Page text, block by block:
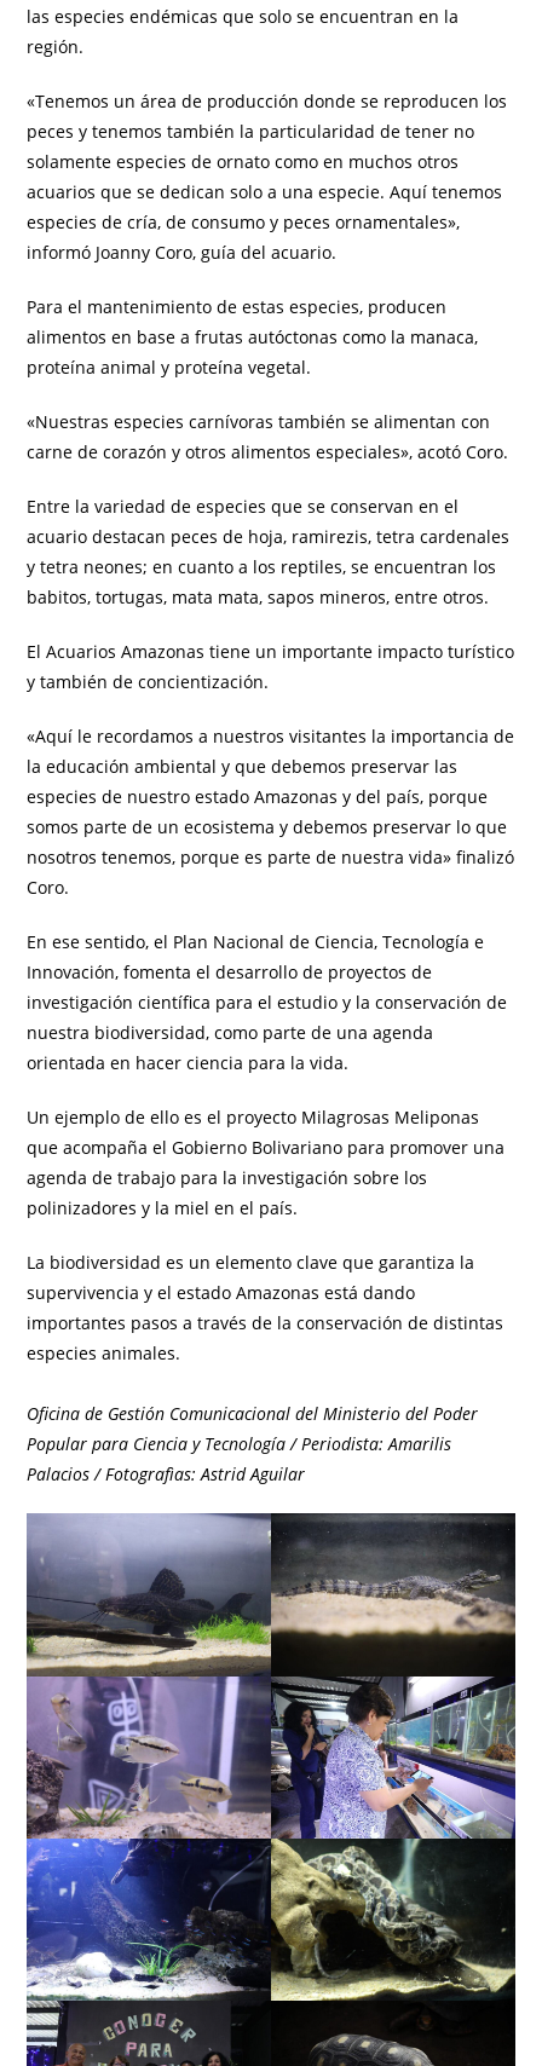
las especies endémicas que solo se encuentran en la
región.
«Tenemos un área de producción donde se reproducen los
peces y tenemos también la particularidad de tener no
solamente especies de ornato como en muchos otros
acuarios que se dedican solo a una especie. Aquí tenemos
especies de cría, de consumo y peces ornamentales»,
informó Joanny Coro, guía del acuario.
Para el mantenimiento de estas especies, producen
alimentos en base a frutas autóctonas como la manaca,
proteína animal y proteína vegetal.
«Nuestras especies carnívoras también se alimentan con
carne de corazón y otros alimentos especiales», acotó Coro.
Entre la variedad de especies que se conservan en el
acuario destacan peces de hoja, ramirezis, tetra cardenales
y tetra neones; en cuanto a los reptiles, se encuentran los
babitos, tortugas, mata mata, sapos mineros, entre otros.
El Acuarios Amazonas tiene un importante impacto turístico
y también de concientización.
«Aquí le recordamos a nuestros visitantes la importancia de
la educación ambiental y que debemos preservar las
especies de nuestro estado Amazonas y del país, porque
somos parte de un ecosistema y debemos preservar lo que
nosotros tenemos, porque es parte de nuestra vida» finalizó
Coro.
En ese sentido, el Plan Nacional de Ciencia, Tecnología e
Innovación, fomenta el desarrollo de proyectos de
investigación científica para el estudio y la conservación de
nuestra biodiversidad, como parte de una agenda
orientada en hacer ciencia para la vida.
Un ejemplo de ello es el proyecto Milagrosas Meliponas
que acompaña el Gobierno Bolivariano para promover una
agenda de trabajo para la investigación sobre los
polinizadores y la miel en el país.
La biodiversidad es un elemento clave que garantiza la
supervivencia y el estado Amazonas está dando
importantes pasos a través de la conservación de distintas
especies animales.
Oficina de Gestión Comunicacional del Ministerio del Poder
Popular para Ciencia y Tecnología / Periodista: Amarilis
Palacios / Fotografìas: Astrid Aguilar